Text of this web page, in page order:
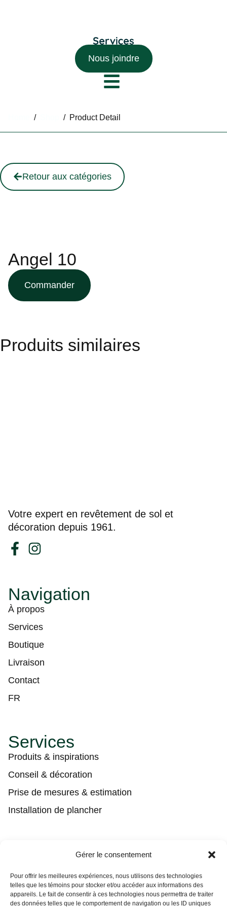
Gérer le consentement
Pour offrir les meilleures expériences, nous utilisons des technologies
telles que les témoins pour stocker et/ou accéder aux informations des
appareils. Le fait de consentir à ces technologies nous permettra de traiter
des données telles que le comportement de navigation ou les ID uniques
Nous joindre
/ / Product Detail
Retour aux catégories
Angel 10
Commander
Produits similaires
Votre expert en revêtement de sol et
décoration depuis 1961.
Navigation
À propos
Services
Boutique
Livraison
Contact
FR
Services
Produits & inspirations
Conseil & décoration
Prise de mesures & estimation
Installation de plancher
tgl@tapisguylaberge.com